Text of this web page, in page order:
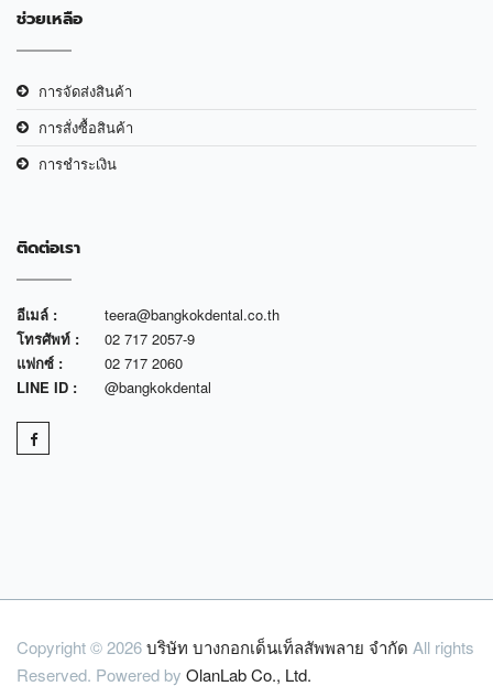
ช่วยเหลือ
การจัดส่งสินค้า
การสั่งซื้อสินค้า
การชำระเงิน
ติดต่อเรา
อีเมล์ :
teera@bangkokdental.co.th
โทรศัพท์ :
02 717 2057-9
แฟกซ์ :
02 717 2060
LINE ID :
@bangkokdental
Copyright © 2026บริษัท บางกอกเด็นเท็ลสัพพลาย จำกัด All rights
Reserved. Powered by OlanLab Co., Ltd.